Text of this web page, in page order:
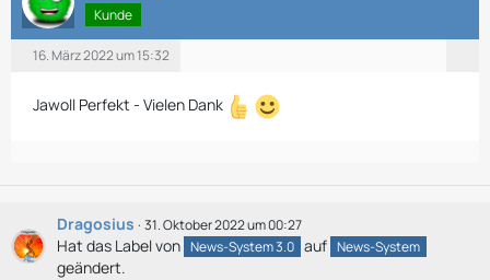
Kunde
16. März 2022 um 15:32
Jawoll Perfekt - Vielen Dank
Dragosius 31. Oktober 2022 um 00:27
Hat das Label von News-System 3.0 auf News-System
geändert.